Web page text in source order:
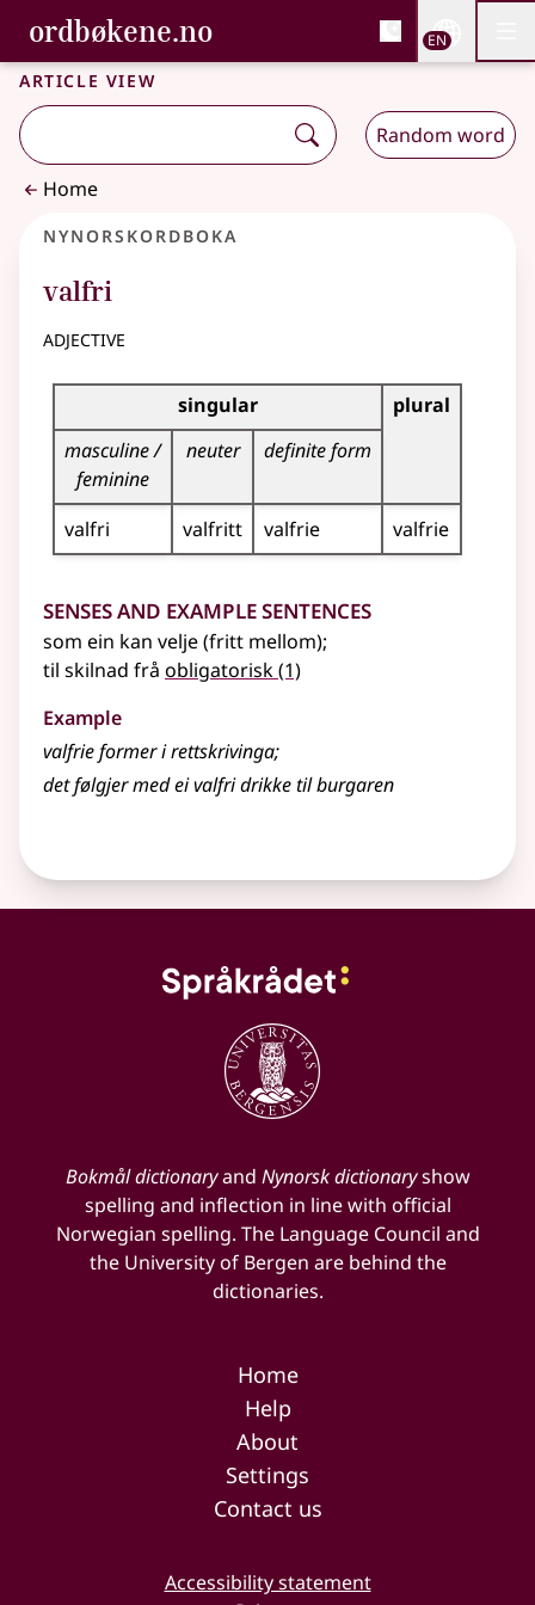
Skip to main content
Accessibility
ordbøkene.no, Bokmålsordboka and
Bokmålsordboka and Nynorskordboka
EN
Article view
Random word
Home
Nynorskordboka
valfri
adjective
Inflection table for this adjective
singular
plural
masculine /
feminine
neuter definite form
valfri valfritt valfrie valfrie
Senses and Example Sentences
som ein kan velje (fritt mellom);
til skilnad frå obligatorisk(1)
Example
valfrie former i rettskrivinga;
det følgjer med ei valfri drikke til burgaren
Bokmål dictionaryand Nynorsk dictionaryshow
spelling and inflection in line with official
Norwegian spelling. The Language Council and
the University of Bergen are behind the
dictionaries.
Home
Help
About
Settings
Contact us
Accessibility statement